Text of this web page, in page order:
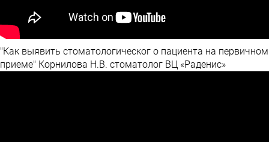
"Как выявить стоматологическог о пациента на первичном
приеме" Корнилова Н.В. стоматолог ВЦ «Раденис»